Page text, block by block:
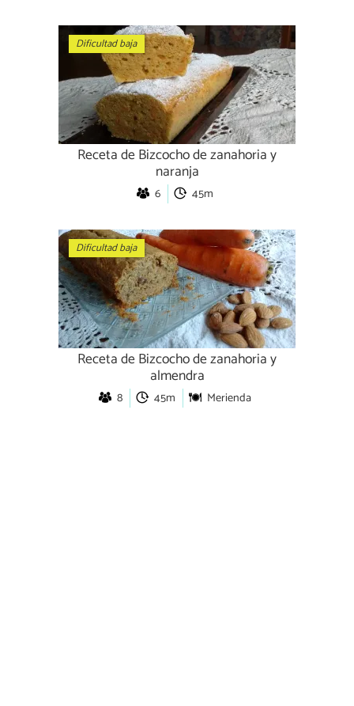
Dificultad baja
Receta de Bizcocho de zanahoria y
naranja
6 45m
Dificultad baja
Receta de Bizcocho de zanahoria y
almendra
8 45m Merienda